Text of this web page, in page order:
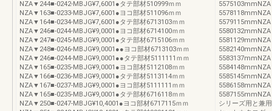
NZA▼244■-0242-MBJG¥7,6001●タテ部材510999ｍｍ
NZA▼163■-0233-MBJG¥7,6001●ヨコ部材511096ｍｍ
NZA▼164■-0234-MBJG¥7,6001●タテ部材6713103ｍｍ
NZA▼246■-0244-MBJG¥9,0001●ヨコ部材6714100ｍｍ
NZA▼247■-0245-MBJG¥9,0001●タテ部材6715106ｍｍ
NZA▼248■-0246-MBJG¥9,0001●●ヨコ部材6713103ｍｍ
NZA▼246■-0244-MBJG¥9,0001●●タテ部材5111111ｍｍ
NZA▼165■-0235-MBJG¥9,0001●ヨコ部材5112108ｍｍ
NZA▼166■-0236-MBJG¥9,0001●タテ部材5113114ｍｍ
NZA▼167■-0237-MBJG¥9,0001●ヨコ部材5111111ｍｍ
NZA▼165■-0235-MBJG¥9,0001●タテ部材6716118ｍｍ
NZA▼250■-0247-MBJG¥10,4001●ヨコ部材6717115ｍｍ
シリーズ用と兼